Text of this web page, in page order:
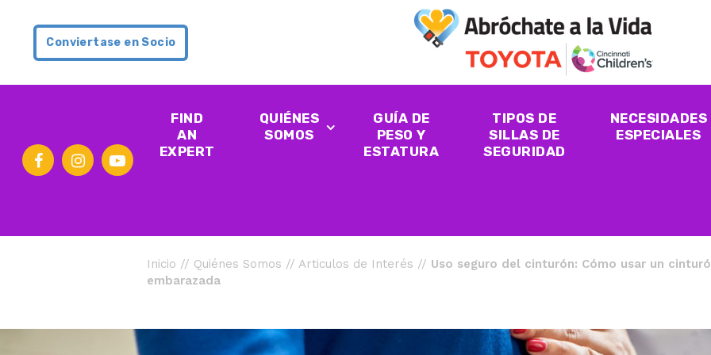
Conviertase en Socio
FIND
AN
EXPERT
QUIÉNES
SOMOS
GUÍA DE
PESO Y
ESTATURA
TIPOS DE
SILLAS DE
SEGURIDAD
NECESIDADES
ESPECIALES
Inicio // Quiénes Somos // Articulos de Interés // Uso seguro del cinturón: Cómo usar un
embarazada